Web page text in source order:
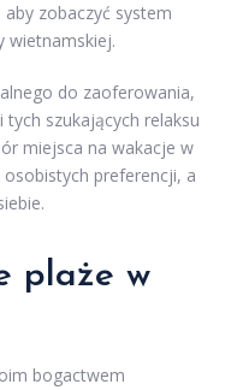
aby zobaczyć system
wietnamskiej.
do zaoferowania,
szukających relaksu
miejsca na wakacje w
preferencji, a
plaże w
bogactwem